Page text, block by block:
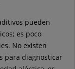
pueden
es poco
No existen
para diagnosticar